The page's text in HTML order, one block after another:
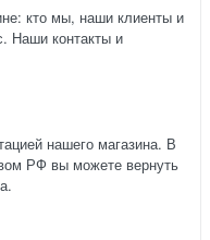
кто мы, наши клиенты и
Наши контакты и
нашего магазина. В
РФ вы можете вернуть